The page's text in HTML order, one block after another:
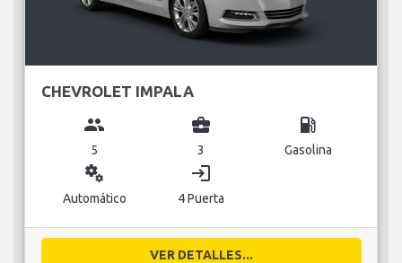
CHEVROLET IMPALA
group
5
business_center
3
local_gas_station
Gasolina
miscellaneous_services
Automático
login
4 Puerta
VER DETALLES...